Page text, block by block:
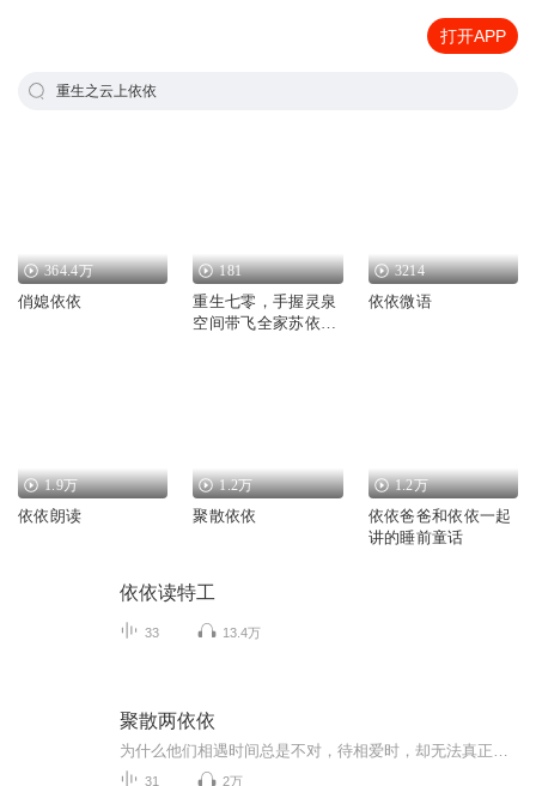
打开APP
重生之云上依依
364.4万
俏媳依依
181
重生七零，手握灵泉
空间带飞全家苏依依
3214
依依微语
1.9万
依依朗读
1.2万
聚散依依
1.2万
依依爸爸和依依一起
讲的睡前童话
依依读特工
33 13.4万
聚散两依依
31 2万